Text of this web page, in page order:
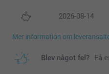
2026-08-14
Mer information om
Blev något fel? Få